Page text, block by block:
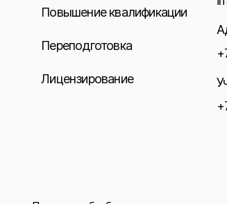
Повышение квалификации
Переподготовка
Лицензирование